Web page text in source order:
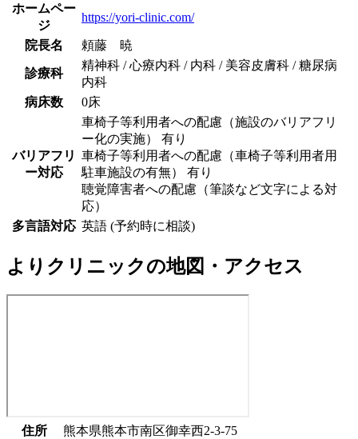
ホームペー
ジ
https://yori-clinic.com/
院長名 頼藤 暁
診療科
精神科 / 心療内科 / 内科 / 美容皮膚科 / 糖尿病
内科
病床数
0床
バリアフリ
ー対応
車椅子等利用者への配慮（施設のバリアフリ
ー化の実施） 有り
車椅子等利用者への配慮（車椅子等利用者用
駐車施設の有無） 有り
聴覚障害者への配慮（筆談など文字による対
応）
多言語対応 英語 (予約時に相談)
よりクリニックの地図・アクセス
住所
熊本県熊本市南区御幸西2-3-75